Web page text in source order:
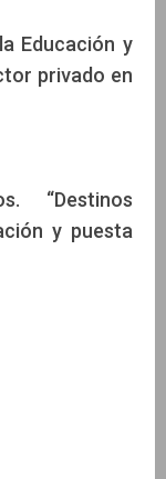
Educación y
privado en
“Destinos
y puesta